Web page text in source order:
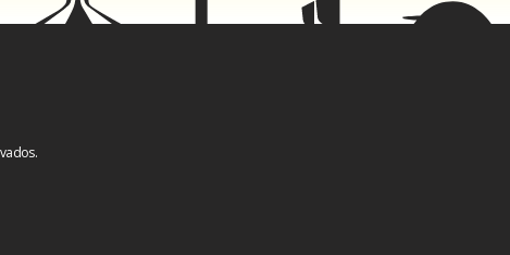
trimestral de
como